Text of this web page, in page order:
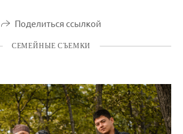
Поделиться ссылкой
СЕМЕЙНЫЕ СЪЕМКИ